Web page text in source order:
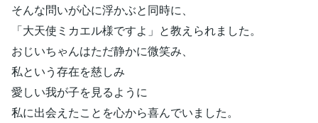
そんな問いが心に浮かぶと同時に、
「大天使ミカエル様ですよ」と教えられました。
おじいちゃんはただ静かに微笑み、
私という存在を慈しみ
愛しい我が子を見るように
私に出会えたことを心から喜んでいました。